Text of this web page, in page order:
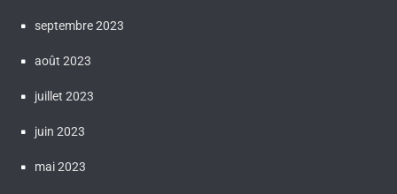
septembre 2023
août 2023
juillet 2023
juin 2023
mai 2023